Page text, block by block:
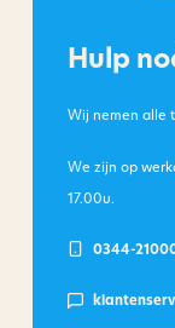
Hulp
Wij nemen alle
We zijn op
17.00u.
0344-